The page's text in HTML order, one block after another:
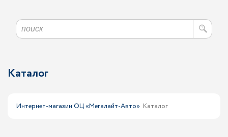
Каталог
Интернет-магазин ОЦ «Мегалайт-Авто» Каталог